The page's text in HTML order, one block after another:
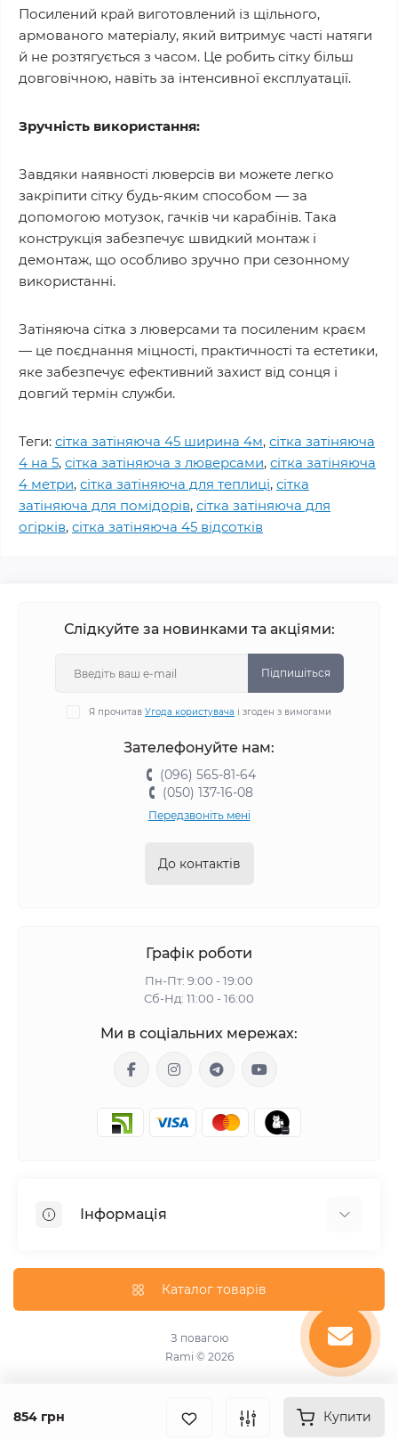
854 грн Купити
Посилений край виготовлений із щільного,
армованого матеріалу, який витримує часті натяги
й не розтягується з часом. Це робить сітку більш
довговічною, навіть за інтенсивної експлуатації.
Зручність використання:
Завдяки наявності люверсів ви можете легко
закріпити сітку будь-яким способом — за
допомогою мотузок, гачків чи карабінів. Така
конструкція забезпечує швидкий монтаж і
демонтаж, що особливо зручно при сезонному
використанні.
Затіняюча сітка з люверсами та посиленим краєм
— це поєднання міцності, практичності та естетики,
яке забезпечує ефективний захист від сонця і
довгий термін служби.
Теги: сітка затіняюча 45 ширина 4м, сітка затіняюча
4 на 5, сітка затіняюча з люверсами, сітка затіняюча
4 метри, сітка затіняюча для теплиці, сітка
затіняюча для помідорів, сітка затіняюча для
огірків, сітка затіняюча 45 відсотків
Слідкуйте за новинками та акціями:
Підпишіться
Я прочитав Угода користувача і згоден з вимогами
Зателефонуйте нам:
(096) 565-81-64
(050) 137-16-08
Передзвоніть мені
До контактів
Графік роботи
Пн-Пт: 9:00 - 19:00
Сб-Нд: 11:00 - 16:00
Ми в соціальних мережах:
Інформація
Оплата
Зворотній зв’язок
Каталог товарів
З повагою
Rami © 2026